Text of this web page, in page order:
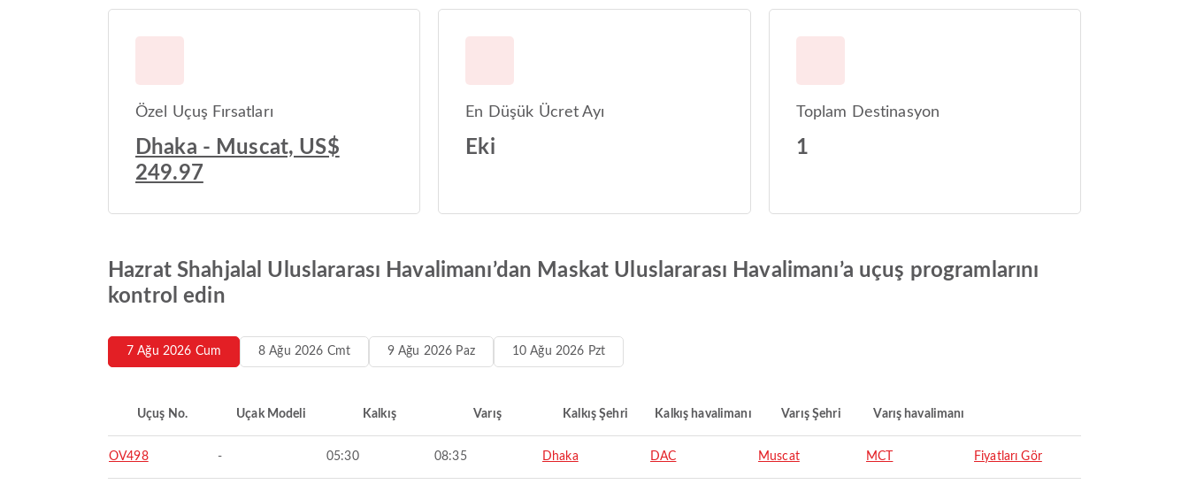
Özel Uçuş Fırsatları
Dhaka - Muscat, US$
249.97
En Düşük Ücret Ayı
Eki
Toplam Destinasyon
1
Hazrat Shahjalal Uluslararası Havalimanı’dan Maskat Uluslararası Havalimanı’a uçuş programlarını
kontrol edin
7 Ağu 2026 Cum 8 Ağu 2026 Cmt 9 Ağu 2026 Paz 10 Ağu 2026 Pzt
Uçuş No. Uçak Modeli Kalkış Varış Kalkış Şehri Kalkış havalimanı Varış Şehri Varış havalimanı
OV498 - 05:30 08:35 Dhaka DAC Muscat MCT Fiyatları Gör